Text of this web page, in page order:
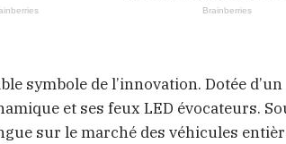
symbole de l’innovation. Dotée d’un
et ses feux LED évocateurs.
sur le marché des véhicules